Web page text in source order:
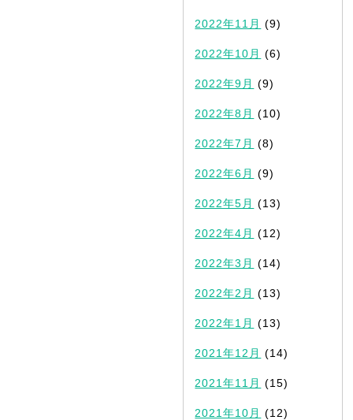
2022年11月 (9)
2022年10月 (6)
2022年9月 (9)
2022年8月 (10)
2022年7月 (8)
2022年6月 (9)
2022年5月 (13)
2022年4月 (12)
2022年3月 (14)
2022年2月 (13)
2022年1月 (13)
2021年12月 (14)
2021年11月 (15)
2021年10月 (12)